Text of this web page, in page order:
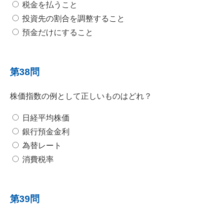
税金を払うこと
投資先の割合を調整すること
預金だけにすること
第38問
株価指数の例として正しいものはどれ？
日経平均株価
銀行預金金利
為替レート
消費税率
第39問